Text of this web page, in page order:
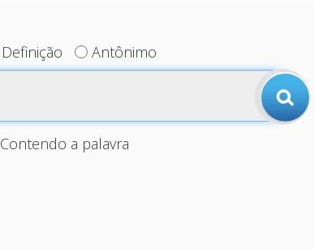
Definição Antônimo
Contendo a palavra